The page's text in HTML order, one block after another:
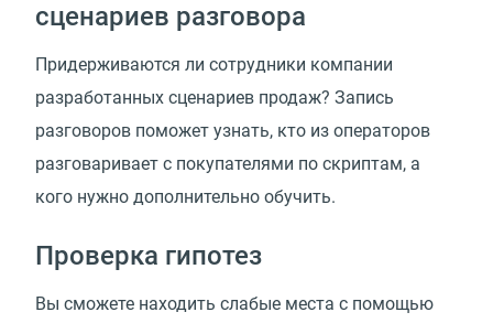
сценариев разговора
Придерживаются ли сотрудники компании
разработанных сценариев продаж? Запись
разговоров поможет узнать, кто из операторов
разговаривает с покупателями по скриптам, а
кого нужно дополнительно обучить.
Проверка гипотез
Вы сможете находить слабые места с помощью